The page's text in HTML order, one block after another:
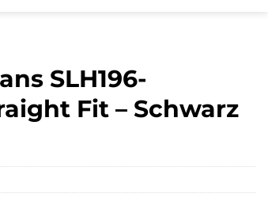
SLH196-
Fit – Schwarz